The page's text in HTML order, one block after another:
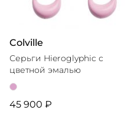
Colville
Серьги Hieroglyphic с
цветной эмалью
45 900 ₽